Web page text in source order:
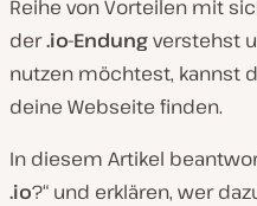
Reihe von Vorteilen mit
der.io-Endungverstehst
nutzen möchtest, kannst
deine Webseite finden.
In diesem Artikel
.io?“ und erklären, wer